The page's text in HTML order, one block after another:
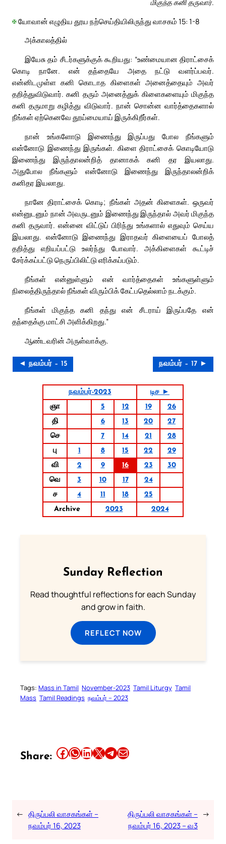
✠யோவான் எழுதிய தூய நற்செய்தியிலிருந்து வாசகம் 15: 1-8
அக்காலத்தில்
இயேசு தம் சீடர்களுக்குக் கூறியது: “உண்மையான திராட்சைக்
கொடி நானே. என் தந்தையே அதை நட்டு வளர்ப்பவர்.
என்னிடமுள்ள கனி கொடாத கிளைகள் அனைத்தையும் அவர்
தறித்துவிடுவார். கனி தரும் அனைத்துக் கிளைகளையும் மிகுந்த
கனி தருமாறு கழித்து விடுவார். நான் சொன்ன வார்த்தைகளால்
நீங்கள் ஏற்கெனவே தூய்மையாய் இருக்கிறீர்கள்.
நான் உங்களோடு இணைந்து இருப்பது போல நீங்களும்
என்னோடு இணைந்து இருங்கள். கிளை திராட்சைக் கொடியோடு
இணைந்து இருந்தாலன்றித் தானாகக் கனி தர இயலாது.
அதுபோல நீங்களும் என்னோடு இணைந்து இருந்தாலன்றிக்
கனிதர இயலாது.
நானே திராட்சைக் கொடி; நீங்கள் அதன் கிளைகள். ஒருவர்
என்னுடனும் நான் அவருடனும் இணைந்து இருந்தால் அவர் மிகுந்த
கனி தருவார். என்னை விட்டுப் பிரிந்து உங்களால் எதுவும் செய்ய
இயலாது. என்னோடு இணைந்து இராதவர் கிளையைப் போலத்
தறித்து எறியப்பட்டு உலர்ந்து போவார். அக்கிளைகள் கூட்டிச்
சேர்க்கப்பட்டு நெருப்பிலிட்டு எரிக்கப்படும்.
நீங்கள் என்னுள்ளும் என் வார்த்தைகள் உங்களுள்ளும்
நிலைத்திருந்தால் நீங்கள் விரும்பிக் கேட்பதெல்லாம் நடக்கும்.
நீங்கள் மிகுந்த கனி தந்து என் சீடராய் இருப்பதே என்
தந்தைக்கு மாட்சி அளிக்கிறது.”
ஆண்டவரின் அருள்வாக்கு.
◄ நவம்பர் – 15 நவம்பர் – 17 ►
நவம்பர்-2023
டிச ►
ஞா
5 12 19
26
தி
6 13 20
27
செ
7 14 21
28
பு
1 8 15 22
29
வி
2 9 16 23
30
வெ
3 10 17
24
ச
4 11 18
25
Archive
2023 2024
Sunday Reflection
Read thoughtful reflections for each Sunday
and grow in faith.
REFLECT NOW
Tags: Mass in Tamil November-2023 Tamil Liturgy Tamil
Mass Tamil Readings நவம்பர் – 2023
Share: Share this article on Facebook Share this article on WhatsApp Share this article on LinkedIn Share this article on X Share this article on TelegramEmail this Article
← திருப்பலி வாசகங்கள் –
நவம்பர் 16, 2023
திருப்பலி வாசகங்கள் –
நவம்பர் 16, 2023 – வ3
→